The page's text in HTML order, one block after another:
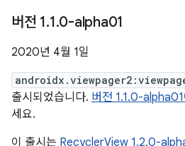
버전 1.1.0-alpha01
2020년 4월 1일
출시되었습니다. 버전 1.1.0-
세요.
이 출시는 RecyclerView 1.2.0-